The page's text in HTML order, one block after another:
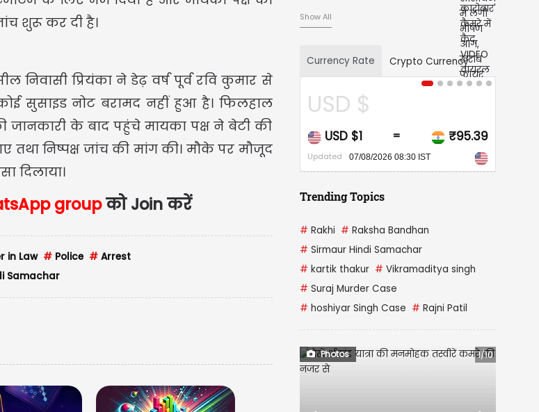
शुरू कर दी है।
निवासी प्रियंका ने डेढ़ वर्ष पूर्व रवि कुमार से
सुसाइड नोट बरामद नहीं हुआ है। फिलहाल
जानकारी के बाद पहुंचे मायका पक्ष ने बेटी की
निष्पक्ष जांच की मांग की। मौके पर मौजूद
दिलाया।
groupको Join करें
in Law # Police # Arrest
Samachar
Show All
Currency Rate Crypto Currency
USD $
USD $1 = ₹95.39
Updated 07/08/2026 08:30 IST
CAD $
CAD $1 =
Updated 07/08/2026 08:30 IST
Trending Topics
# Rakhi # Raksha Bandhan
# Sirmaur Hindi Samachar
# kartik thakur # Vikramaditya singh
# Suraj Murder Case
# hoshiyar Singh Case # Rajni Patil
Photos 1/10